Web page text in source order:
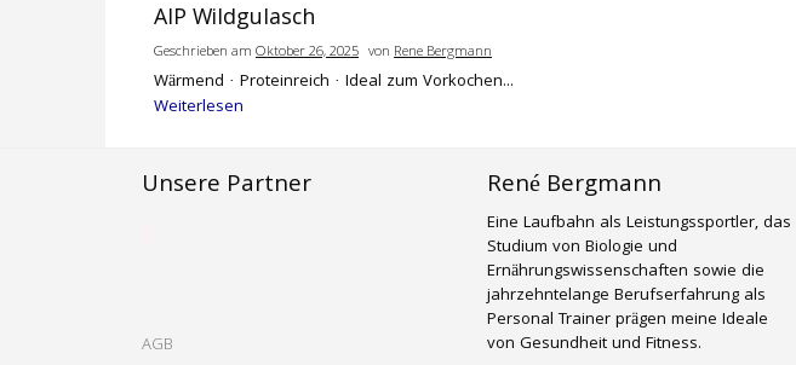
AIP Wildgulasch
Geschrieben am Oktober 26, 2025 von Rene Bergmann
Wärmend · Proteinreich · Ideal zum Vorkochen...
Weiterlesen
Unsere Partner
AGB
René Bergmann
Eine Laufbahn als Leistungssportler, das
Studium von Biologie und
Ernährungswissenschaften sowie die
jahrzehntelange Berufserfahrung als
Personal Trainer prägen meine Ideale
von Gesundheit und Fitness.